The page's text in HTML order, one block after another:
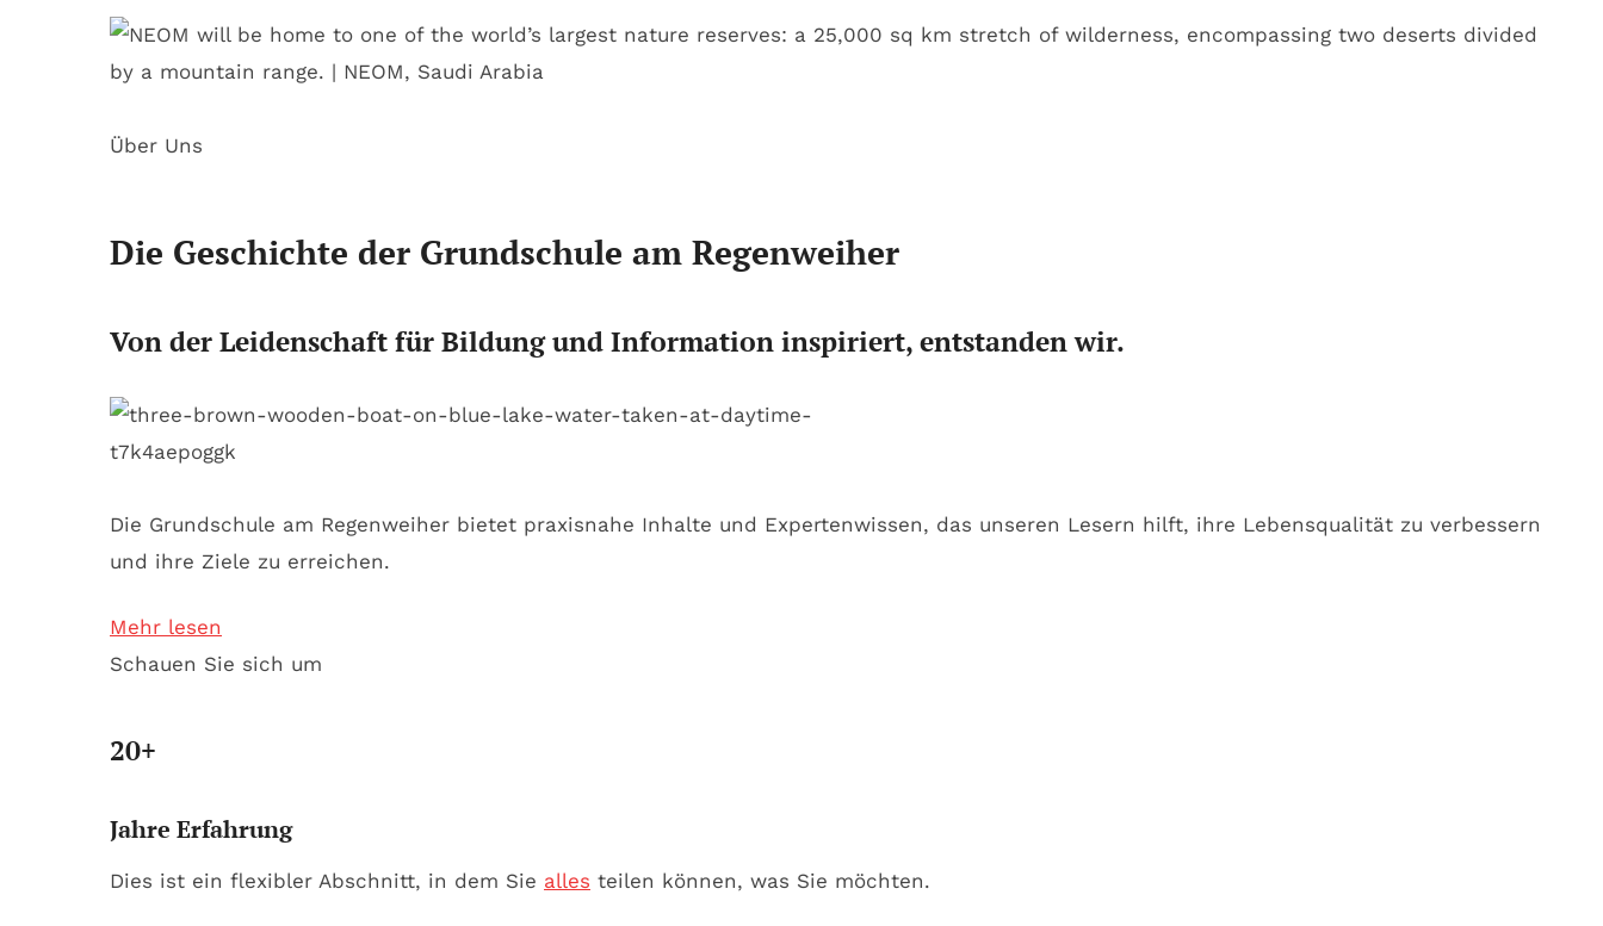
Über Uns
Die Geschichte der Grundschule am Regenweiher
Von der Leidenschaft für Bildung und Information inspiriert, entstanden wir.
Die Grundschule am Regenweiher bietet praxisnahe Inhalte und Expertenwissen, das unseren Lesern hilft, ihre Lebensqualität zu verbessern
und ihre Ziele zu erreichen.
Mehr lesen
Schauen Sie sich um
20+
Jahre Erfahrung
Dies ist ein flexibler Abschnitt, in dem Sie alles teilen können, was Sie möchten.